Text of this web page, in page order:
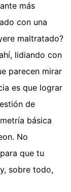
más
con una
maltratado?
lidiando con
parecen mirar
es que lograr
de
básica
No
que tu
sobre todo,